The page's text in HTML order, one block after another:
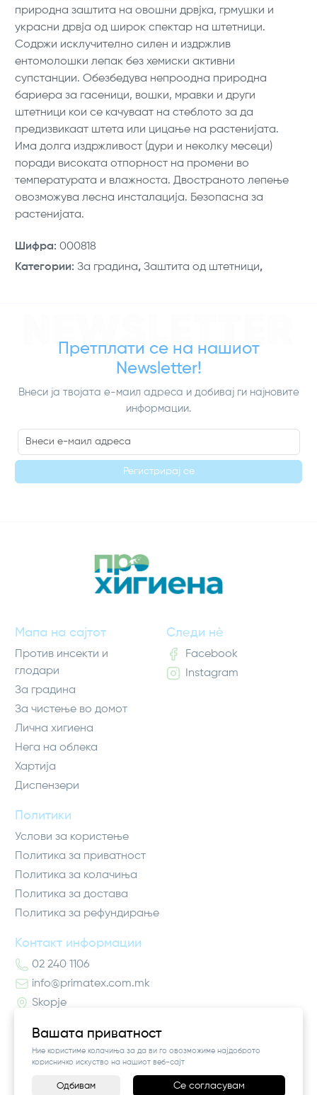
Вашата приватност
Ние користиме колачиња за да ви го овозможиме најдоброто
корисничко искуство на нашиот веб-сајт
Одбивам Се согласувам
природна заштита на овошни дрвјка, грмушки и
украсни дрвја од широк спектар на штетници.
Содржи исклучително силен и издржлив
ентомолошки лепак без хемиски активни
супстанции. Обезбедува непроодна природна
бариера за гасеници, вошки, мравки и други
штетници кои се качуваат на стеблото за да
предизвикаат штета или цицање на растенијата.
Има долга издржливост (дури и неколку месеци)
поради високата отпорност на промени во
температурата и влажноста. Двостраното лепење
овозможува лесна инсталација. Безопасна за
растенијата.
Шифра: 000818
Категории: За градина, Заштита од штетници,
NEWSLETTER
Претплати се на нашиот
Newsletter!
Внеси ја твојата е-маил адреса и добивај ги најновите
информации.
Регистрирај се
Мапа на сајтот
Против инсекти и
глодари
За градина
За чистење во домот
Лична хигиена
Нега на облека
Хартија
Диспензери
Политики
Услови за користење
Политика за приватност
Политика за колачиња
Политика за достава
Политика за рефундирање
Контакт информации
02 240 1106
info@primatex.com.mk
Skopje
Следи нè
Facebook
Instagram